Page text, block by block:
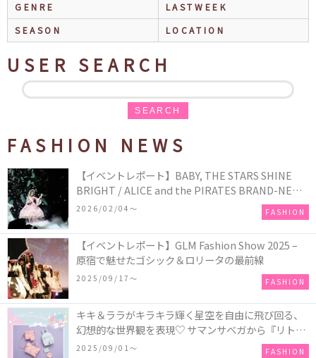
GENRE
LASTWEEK
SEASON
LOCATION
USER SEARCH
SEARCH
FASHION NEWS
【イベントレポート】BABY, THE STARS SHINE
BRIGHT / ALICE and the PIRATES BRAND-NEW
COLLECTION in TOKYO
2026/02/04〜 FASHION
【イベントレポート】GLM Fashion Show 2025 –
原宿で魅せたゴシック＆ロリータの最前線
2025/09/17〜 FASHION
キキ＆ララがキラキラ輝く星空を自由に飛び回る、
幻想的な世界観を表現♡ サマンサベガから『リトル
ツインスターズ』50周年アニバーサリーイヤー』を
2025/09/01〜 FASHION